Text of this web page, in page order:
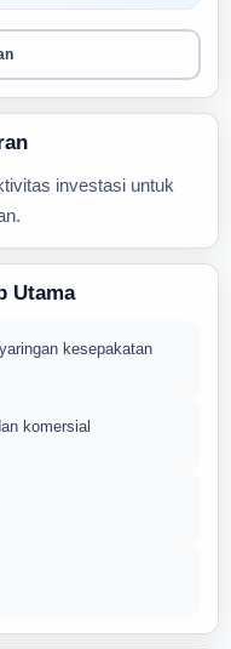
investasi untuk
Utama
kesepakatan
komersial